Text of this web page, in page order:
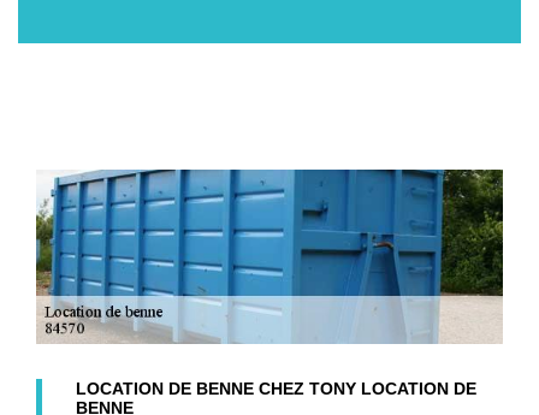
LOCATION DE BENNE CHEZ TONY LOCATION DE
BENNE